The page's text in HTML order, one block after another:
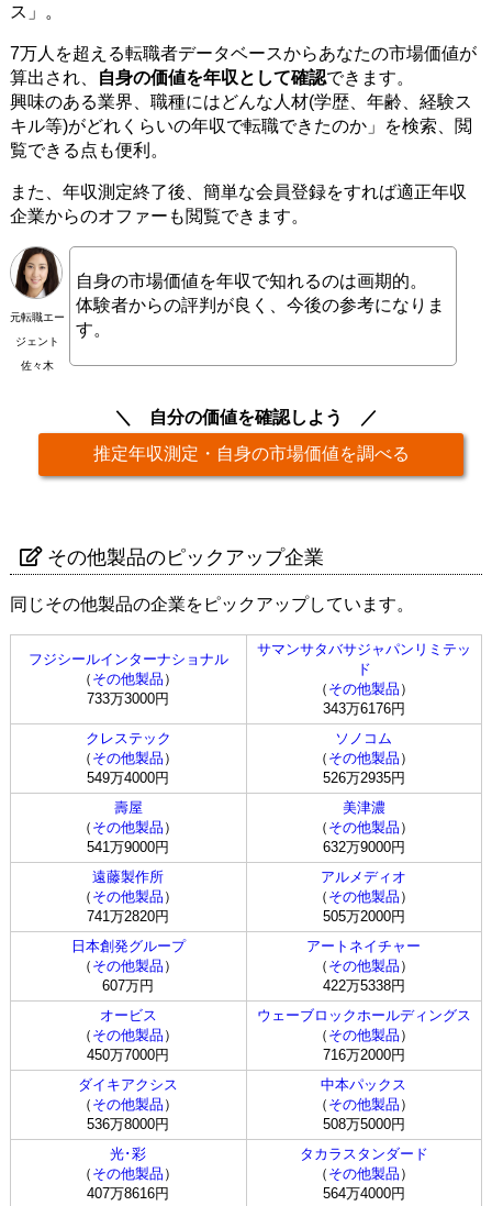
ス」。
7万人を超える転職者データベースからあなたの市場価値が
算出され、
自身の価値を年収として確認できます。
興味のある業界、職種にはどんな人材(学歴、年齢、経験ス
キル等)がどれくらいの年収で転職できたのか」を検索、閲
覧できる点も便利。
また、年収測定終了後、簡単な会員登録をすれば適正年収
企業からのオファーも閲覧できます。
元転職エー
ジェント
佐々木
自身の市場価値を年収で知れるのは画期的。
体験者からの評判が良く、今後の参考になりま
す。
自分の価値を確認しよう
推定年収測定・自身の市場価値を調べる
その他製品のピックアップ企業
同じその他製品の企業をピックアップしています。
フジシールインターナショナル
（ その他製品 ）
733万3000円
サマンサタバサジャパンリミテッ
ド
（ その他製品 ）
343万6176円
クレステック
（ その他製品 ）
549万4000円
ソノコム
（ その他製品 ）
526万2935円
壽屋
（ その他製品 ）
541万9000円
美津濃
（ その他製品 ）
632万9000円
遠藤製作所
（ その他製品 ）
741万2820円
アルメディオ
（ その他製品 ）
505万2000円
日本創発グループ
（ その他製品 ）
607万円
アートネイチャー
（ その他製品 ）
422万5338円
オービス
（ その他製品 ）
450万7000円
ウェーブロックホールディングス
（ その他製品 ）
716万2000円
ダイキアクシス
（ その他製品 ）
536万8000円
中本パックス
（ その他製品 ）
508万5000円
光･彩
（ その他製品 ）
407万8616円
タカラスタンダード
（ その他製品 ）
564万4000円